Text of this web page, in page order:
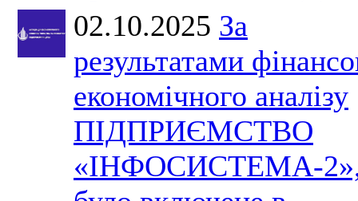
02.10.2025 За
результатами
економічного аналізу
ПІДПРИЄМСТВО
«ІНФОСИСТЕМА-